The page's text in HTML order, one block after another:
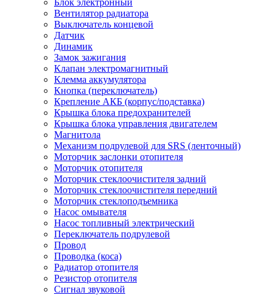
Вентилятор радиатора
Выключатель концевой
Датчик
Динамик
Замок зажигания
Клапан электромагнитный
Клемма аккумулятора
Кнопка (переключатель)
Крепление АКБ (корпус/подставка)
Крышка блока предохранителей
Крышка блока управления двигателем
Магнитола
Механизм подрулевой для SRS (ленточный)
Моторчик заслонки отопителя
Моторчик отопителя
Моторчик стеклоочистителя задний
Моторчик стеклоочистителя передний
Моторчик стеклоподъемника
Насос омывателя
Насос топливный электрический
Переключатель подрулевой
Провод
Проводка (коса)
Радиатор отопителя
Резистор отопителя
Сигнал звуковой